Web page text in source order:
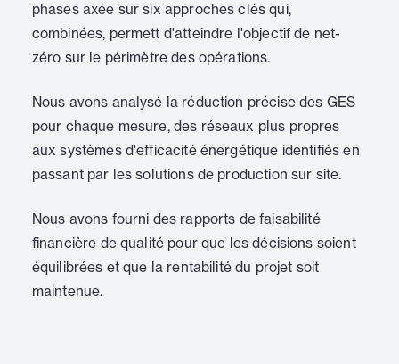
phases axée sur six approches clés qui,
combinées, permett d'atteindre l'objectif de net-
zéro sur le périmètre des opérations.
Nous avons analysé la réduction précise des GES
pour chaque mesure, des réseaux plus propres
aux systèmes d'efficacité énergétique identifiés en
passant par les solutions de production sur site.
Nous avons fourni des rapports de faisabilité
financière de qualité pour que les décisions soient
équilibrées et que la rentabilité du projet soit
maintenue.